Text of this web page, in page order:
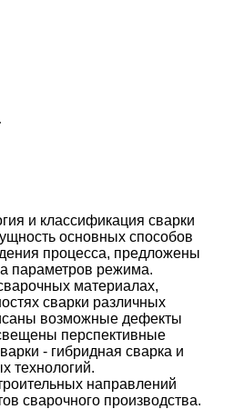
и классификация сварки
основных способов
процесса, предло­жены
параметров режима.
материалах,
сварки различных
возможные дефекты
пер­спективные
- гибридная сварка и
технологий.
направлений
сварочного производства.